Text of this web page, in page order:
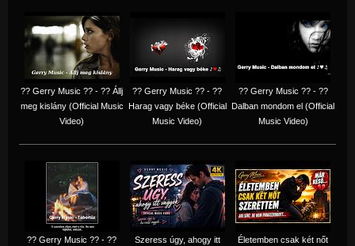
?? Gerry Music ?? - ?? Állj
meg kislány (Official Music
Video)
?? Gerry Music ?? - ??
Harag vagy béke (Official
Music Video)
?? Gerry Music ?? - ??
Dalban mondom el (Official
Music Video)
?? Gerry Music ?? - ??
Szeress úgy, ahogy itt
Életemben csak két nőt